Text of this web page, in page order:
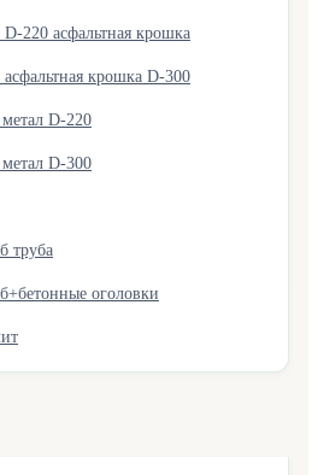
D-220 асфальтная крошка
асфальтная крошка D-300
метал D-220
метал D-300
труба
оголовки